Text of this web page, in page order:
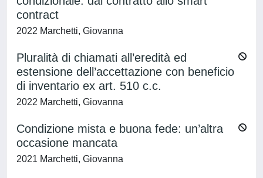
contract
2022 Marchetti, Giovanna
Pluralità di chiamati all’eredità ed
estensione dell’accettazione con beneficio
di inventario ex art. 510 c.c.
2022 Marchetti, Giovanna
Condizione mista e buona fede: un’altra
occasione mancata
2021 Marchetti, Giovanna